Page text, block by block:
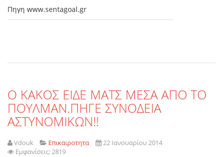
Πηγη www.sentagoal.gr
O KAKOΣ ΕΙΔΕ ΜΑΤΣ ΜΕΣΑ ΑΠΟ ΤΟ
ΠΟΥΛΜΑΝ.ΠΗΓΕ ΣΥΝΟΔΕΙΑ
ΑΣΤΥΝΟΜΙΚΩΝ!!
Vdouk Επικαιροτητα
22 Ιανουαρίου 2014
Εμφανίσεις: 2819